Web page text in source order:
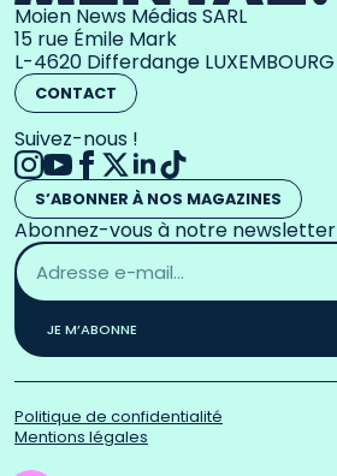
Moien News Médias SARL
15 rue Émile Mark
L-4620 Differdange LUXEMBOURG
CONTACT
Suivez-nous !
S’ABONNER À NOS MAGAZINES
Abonnez-vous à notre newsletter
Adresse
email
*
JE M’ABONNE
Politique de confidentialité
Mentions légales